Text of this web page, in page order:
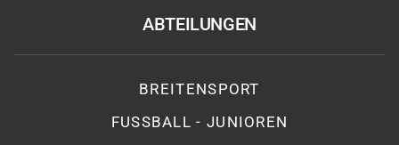
ABTEILUNGEN
BREITENSPORT
FUSSBALL - JUNIOREN